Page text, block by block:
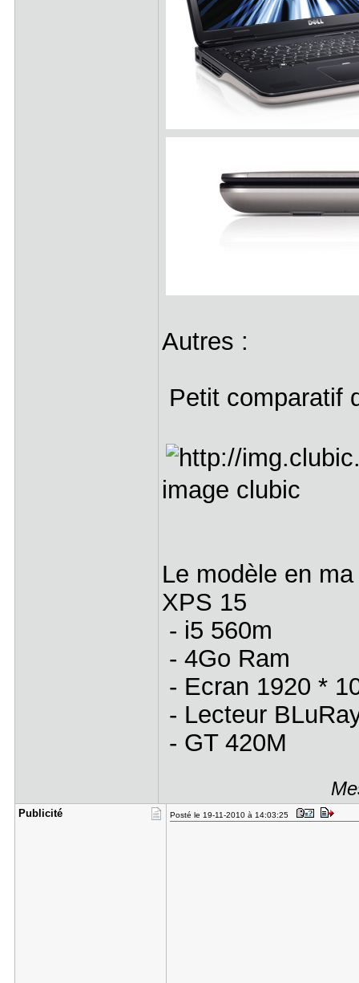
Autres :
Petit comparatif
image clubic
Le modèle en
XPS 15
- i5 560m
- 4Go Ram
- Ecran 1920 *
- Lecteur
- GT 420M
Publicité Posté le 19-11-2010 à 14:03:25